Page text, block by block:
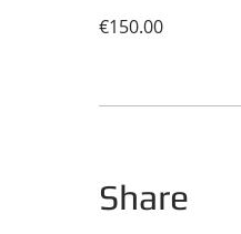
€150.00
Share